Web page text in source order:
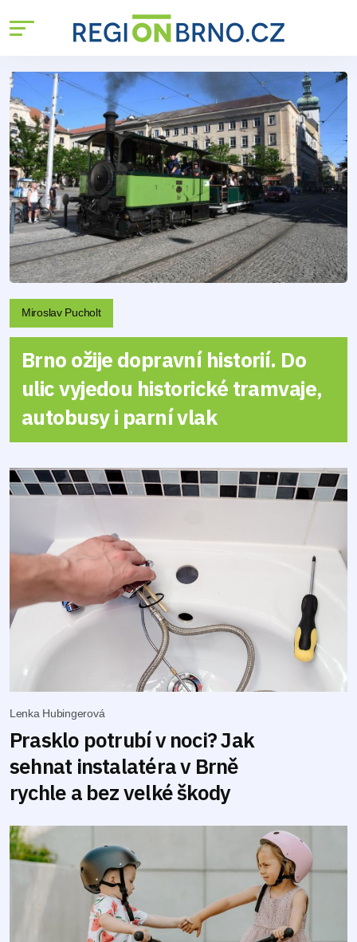
Miroslav Pucholt
Brno ožije dopravní historií. Do
ulic vyjedou historické tramvaje,
autobusy i parní vlak
Lenka Hubingerová
Prasklo potrubí v noci? Jak
sehnat instalatéra v Brně
rychle a bez velké škody